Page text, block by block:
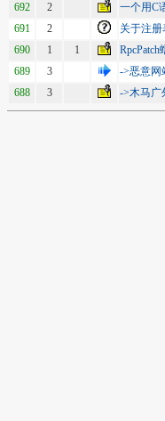
692
2
一个用C
691
2
关于注册
690
1 1
689
3
->恶意网
688
3 ->木马广